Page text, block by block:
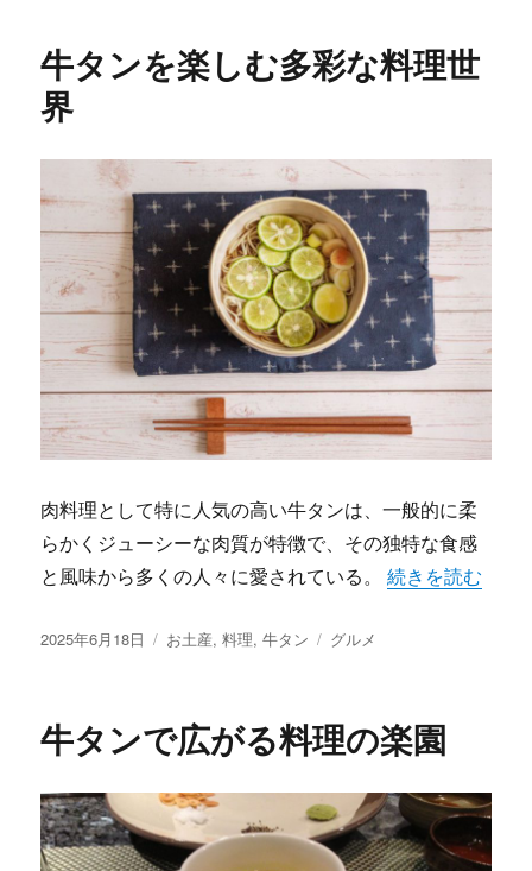
ー
牛タンを楽しむ多彩な料理世
界
肉料理として特に人気の高い牛タンは、一般的に柔
らかくジューシーな肉質が特徴で、その独特な食感
と風味から多くの人々に愛されている。“牛タンを楽し
続きを読む
投
2025年6月18日
カ
ー
お土産,料理,牛タン
タ
グルメ
牛タンで広がる料理の楽園